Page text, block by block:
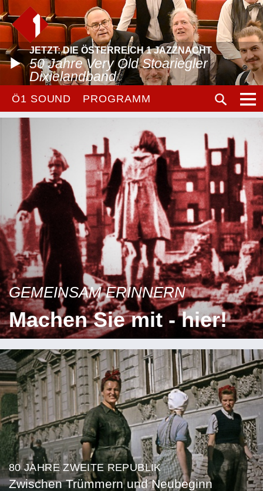
JETZT: DIE ÖSTERREICH 1 JAZZNACHT
50 Jahre Very Old Stoariegler
Dixielandband
Ö1 SOUND PROGRAMM
GEMEINSAM ERINNERN
Machen Sie mit - hier!
80 JAHRE ZWEITE REPUBLIK
Zwischen Trümmern und Neubeginn